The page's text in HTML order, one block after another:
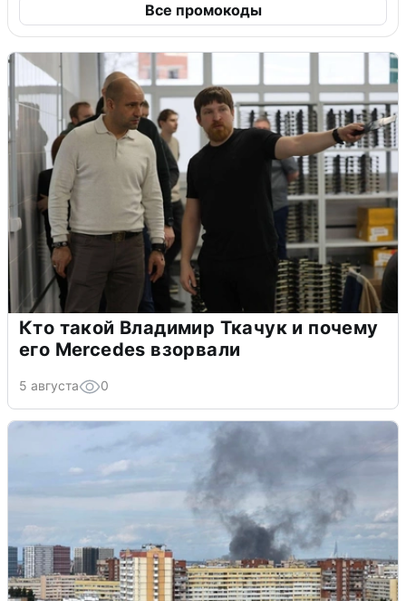
Все промокоды
Кто такой Владимир Ткачук и почему
его Mercedes взорвали
5 августа 0